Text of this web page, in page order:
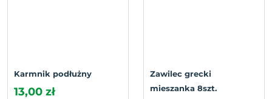
Karmnik podłużny
13,00 zł
Zawilec grecki
mieszanka 8szt.